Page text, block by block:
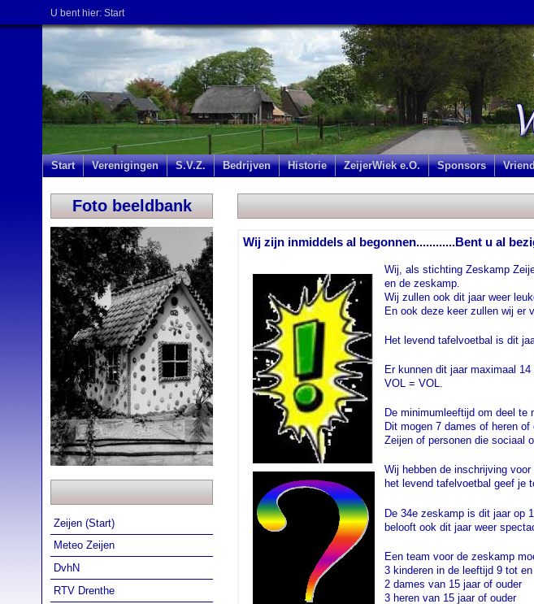
U bent hier: Start
Start Verenigingen S.V.Z. Bedrijven Historie ZeijerWiek e.O. Sponsors
Foto beeldbank
Zeijen (Start)
Meteo Zeijen
DvhN
RTV Drenthe
Wij zijn inmiddels al begonnen............Bent u al
Wij, als stichting Zeskamp
en de zeskamp.
Wij zullen ook dit jaar weer
En ook deze keer zullen wij er
Het levend tafelvoetbal is dit
Er kunnen dit jaar maximaal
VOL = VOL.
De minimumleeftijd om deel te
Dit mogen 7 dames of heren
Zeijen of personen die sociaal
Wij hebben de inschrijving
het levend tafelvoetbal geef je
De 34e zeskamp is dit jaar op
belooft ook dit jaar weer
Een team voor de zeskamp
3 kinderen in de leeftijd 9 tot
2 dames van 15 jaar of ouder
3 heren van 15 jaar of ouder